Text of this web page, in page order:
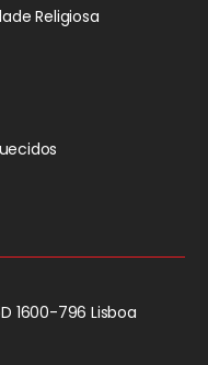
Religiosa
1600-796 Lisboa